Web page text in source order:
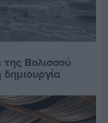
Βολισσού